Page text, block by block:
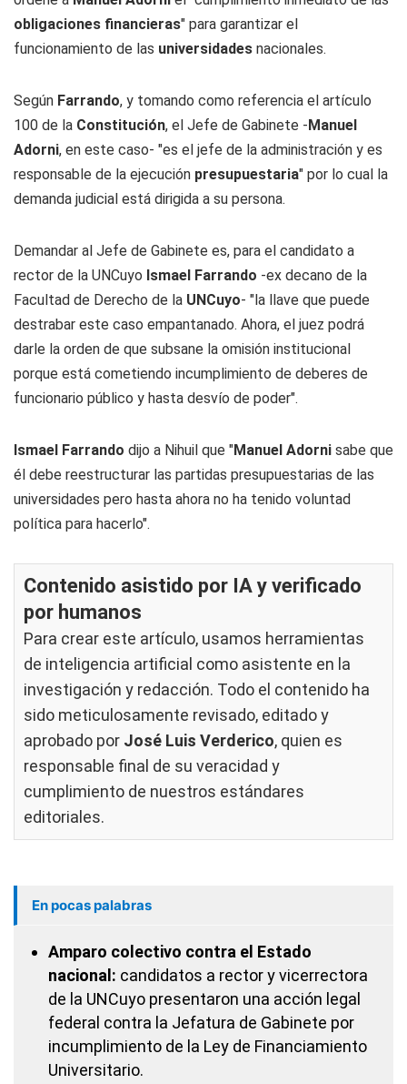
obligaciones financieras" para garantizar el
funcionamiento de las universidades nacionales.
Según Farrando, y tomando como referencia el artículo
100 de la Constitución, el Jefe de Gabinete -Manuel
Adorni, en este caso- "es el jefe de la administración y es
responsable de la ejecución presupuestaria" por lo cual la
demanda judicial está dirigida a su persona.
Demandar al Jefe de Gabinete es, para el candidato a
rector de la UNCuyo Ismael Farrando -ex decano de la
Facultad de Derecho de la UNCuyo- "la llave que puede
destrabar este caso empantanado. Ahora, el juez podrá
darle la orden de que subsane la omisión institucional
porque está cometiendo incumplimiento de deberes de
funcionario público y hasta desvío de poder".
Ismael Farrando dijo a Nihuil que "Manuel Adorni sabe que
él debe reestructurar las partidas presupuestarias de las
universidades pero hasta ahora no ha tenido voluntad
política para hacerlo".
Contenido asistido por IA y verificado
por humanos
Para crear este artículo, usamos herramientas
de inteligencia artificial como asistente en la
investigación y redacción. Todo el contenido ha
sido meticulosamente revisado, editado y
aprobado por José Luis Verderico, quien es
responsable final de su veracidad y
cumplimiento de nuestros estándares
editoriales.
En pocas palabras
Amparo colectivo contra el Estado
nacional: candidatos a rector y vicerrectora
de la UNCuyo presentaron una acción legal
federal contra la Jefatura de Gabinete por
incumplimiento de la Ley de Financiamiento
Universitario.